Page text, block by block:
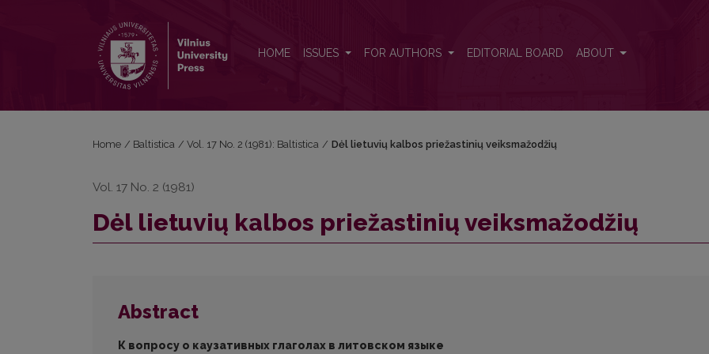
HOME ISSUES FOR AUTHORS EDITORIAL BOARD ABOUT
Home / Baltistica / Vol. 17 No. 2 (1981): Baltistica / Dėl lietuvių kalbos priežastinių veiksmažodžių
Vol. 17 No. 2 (1981)
Dėl lietuvių kalbos priežastinių veiksmažodžių
Abstract
К вопросу о каузативных глаголах в литовском языке